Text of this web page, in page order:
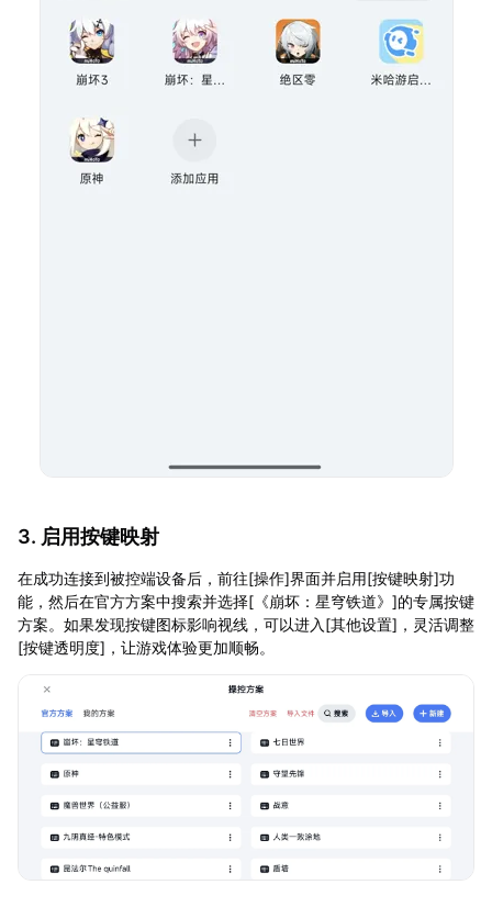
3. 启用按键映射
在成功连接到被控端设备后，前往[操作]界面并启用[按键映射]功
能，然后在官方方案中搜索并选择[《崩坏：星穹铁道》]的专属按键
方案。如果发现按键图标影响视线，可以进入[其他设置]，灵活调整
[按键透明度]，让游戏体验更加顺畅。